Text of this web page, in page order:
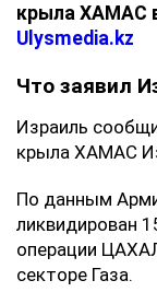
крыла ХАМАС
Ulysmedia.kz
Что заявил
Израиль
крыла ХАМАС
По данным
ликвидирован
операции
секторе Газа.